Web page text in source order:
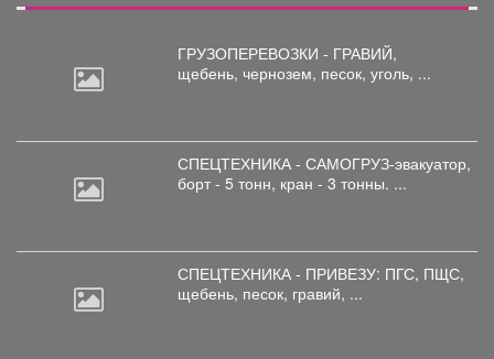
ГРУЗОПЕРЕВОЗКИ - ГРАВИЙ,
щебень, чернозем, песок, уголь, ...
СПЕЦТЕХНИКА - САМОГРУЗ-эвакуатор,
борт - 5 тонн, кран - 3 тонны. ...
СПЕЦТЕХНИКА - ПРИВЕЗУ: ПГС, ПЩС,
щебень, песок, гравий, ...